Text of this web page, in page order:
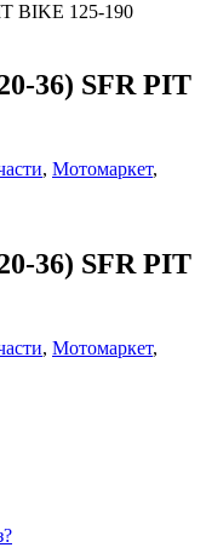
BIKE 125-190
36) SFR PIT
, Мотомаркет,
36) SFR PIT
, Мотомаркет,